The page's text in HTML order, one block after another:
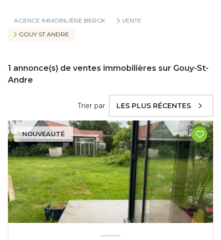
AGENCE IMMOBILIÈRE BERCK
VENTE
GOUY ST ANDRE
1 annonce(s) de ventes immobilières sur Gouy-St-
Andre
Trier par LES PLUS RÉCENTES
NOUVEAUTÉ